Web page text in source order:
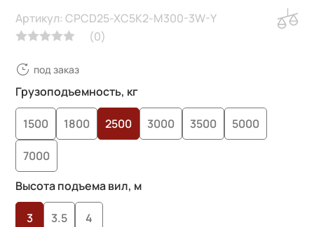
(0)
Артикул: CPCD25-XC5K2-M300-3W-Y
под заказ
Грузоподъемность, кг
1500 1800 2500 3000 3500 5000
7000
Высота подъема вил, м
3 3.5
4